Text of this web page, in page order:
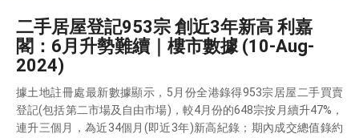
二手居屋登記953宗 創近3年新高 利嘉
閣：6月升勢難續｜樓市數據 (10-Aug-
2024)
據土地註冊處最新數據顯示，5月份全港錄得953宗居屋二手買賣
登記(包括第二市場及自由市場)，較4月份的648宗按月續升47%，
連升三個月，為近34個月(即近3年)新高紀錄；期內成交總值錄約